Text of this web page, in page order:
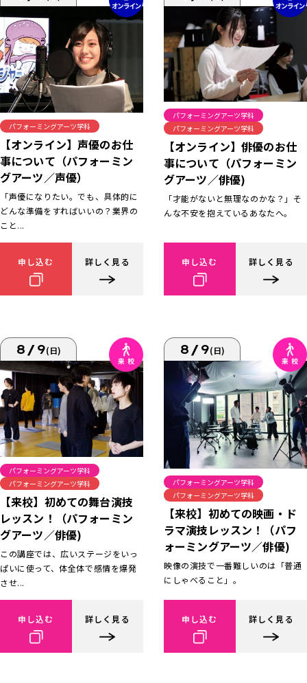
パフォーミングアーツ学科
【オンライン】声優のお仕
事について（パフォーミン
グアーツ／声優）
「声優になりたい。でも、具体的に
どんな準備をすればいいの？業界の
こと...
申し込む 詳しく見る
パフォーミングアーツ学科
パフォーミングアーツ学科
【オンライン】俳優のお仕
事について（パフォーミン
グアーツ／俳優)
「才能がないと無理なのかな？」そ
んな不安を抱えているあなたへ。
申し込む 詳しく見る
8/9(日)
パフォーミングアーツ学科
パフォーミングアーツ学科
【来校】初めての舞台演技
レッスン！（パフォーミン
グアーツ／俳優)
この講座では、広いステージをいっ
ぱいに使って、体全体で感情を爆発
させ...
申し込む 詳しく見る
8/9(日)
パフォーミングアーツ学科
パフォーミングアーツ学科
【来校】初めての映画・ド
ラマ演技レッスン！（パフ
ォーミングアーツ／俳優)
映像の演技で一番難しいのは「普通
にしゃべること」。
申し込む 詳しく見る